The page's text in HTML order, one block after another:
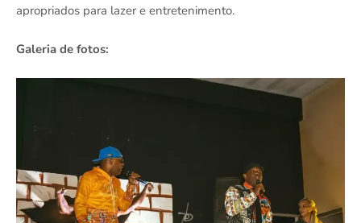
apropriados para lazer e entretenimento.
Galeria de fotos: